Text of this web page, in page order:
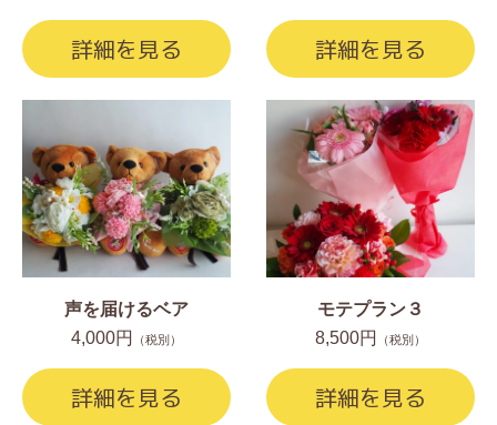
詳細を見る 詳細を見る
声を届けるベア
4,000円
（税別）
詳細を見る
モテプラン３
8,500円
（税別）
詳細を見る